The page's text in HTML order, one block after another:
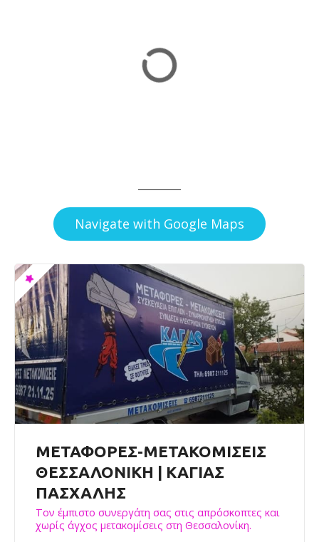
Navigate with Google Maps
ΜΕΤΑΦΟΡΕΣ-ΜΕΤΑΚΟΜΙΣΕΙΣ
ΘΕΣΣΑΛΟΝΙΚΗ | ΚΑΓΙΑΣ
ΠΑΣΧΑΛΗΣ
Τον έμπιστο συνεργάτη σας στις απρόσκοπτες και
χωρίς άγχος μετακομίσεις στη Θεσσαλονίκη.